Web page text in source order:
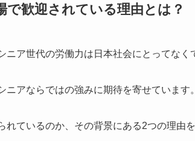
歓迎されている理由とは？
ア世代の労働力は日本社会にとってなく
アならではの強みに期待を寄せています。
れているのか、その背景にある2つの理由を